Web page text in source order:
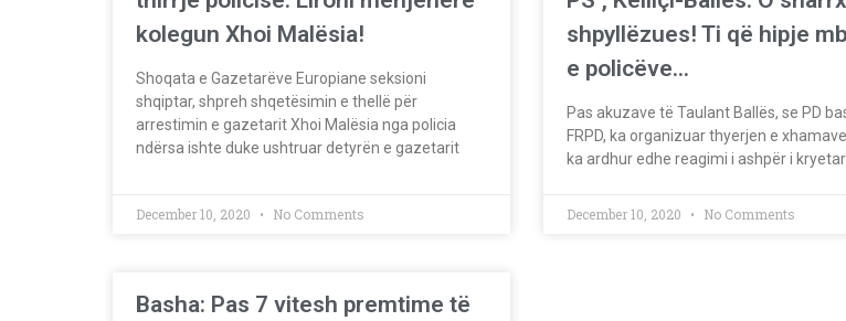
kolegun Xhoi Malësia!
Shoqata e Gazetarëve Europiane seksioni
shqiptar, shpreh shqetësimin e thellë për
arrestimin e gazetarit Xhoi Malësia nga policia
ndërsa ishte duke ushtruar detyrën e gazetarit
December 10, 2020 No Comments
shpyllëzues! Ti që hipje
e policëve…
Pas akuzave të Taulant Ballës, se PD
FRPD, ka organizuar thyerjen e
ka ardhur edhe reagimi i ashpër i
December 10, 2020 No Comments
Basha: Pas 7 vitesh premtime të